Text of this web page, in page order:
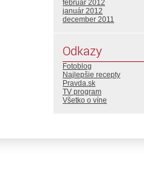
február 2012
január 2012
december 2011
Odkazy
Fotoblog
Najlepšie recepty
Pravda.sk
TV program
Všetko o víne